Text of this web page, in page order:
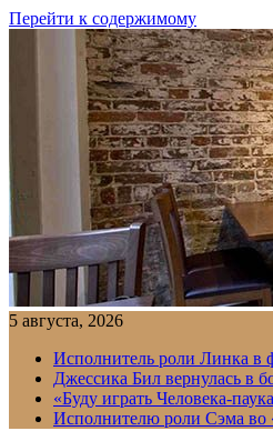
Перейти к содержимому
5 августа, 2026
Исполнитель роли Линка в
Джессика Бил вернулась в
«Буду играть Человека-
Исполнителю роли Сэма во